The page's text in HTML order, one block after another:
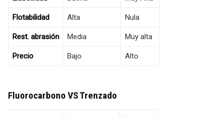
Flotabilidad Alta Nula
Rest. abrasión Media Muy alta
Precio Bajo Alto
Fluorocarbono VS Trenzado